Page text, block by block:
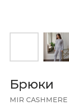
Брюки
MIR CASHMERE